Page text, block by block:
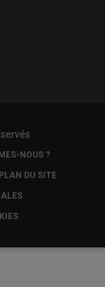
NOUS ?
PLAN DU SITE